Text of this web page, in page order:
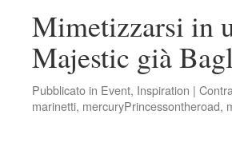
Mimetizzarsi in
Majestic già
Pubblicato in Event, Inspiration |
marinetti, mercuryPrincessontheroad,